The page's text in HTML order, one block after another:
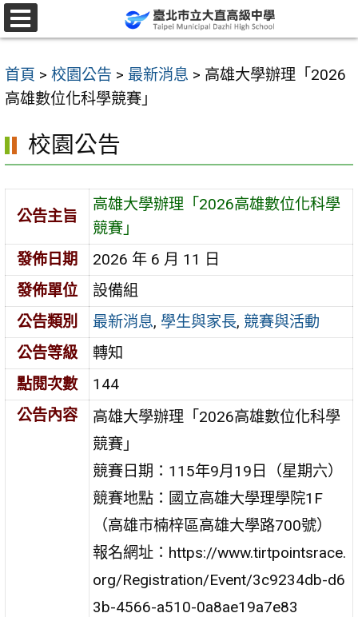
跳
至
要
內
區
首頁 > 校園公告 > 最新消息 > 高雄大學辦理「2026
高雄數位化科學競賽」
校園公告
公告主旨
高雄大學辦理「2026高雄數位化科學
競賽」
發佈日期
2026 年 6 月 11 日
發佈單位
設備組
公告類別
最新消息, 學生與家長, 競賽與活動
公告等級
轉知
點閱次數
144
公告內容
高雄大學辦理「2026高雄數位化科學
競賽」
競賽日期：115年9月19日（星期六）
競賽地點：國立高雄大學理學院1F
（高雄市楠梓區高雄大學路700號）
報名網址：https://www.tirtpointsrace.
org/Registration/Event/3c9234db-d6
3b-4566-a510-0a8ae19a7e83
選
單